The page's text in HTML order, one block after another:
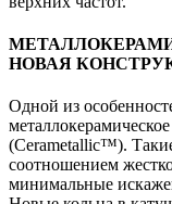
НОВАЯ
Одной из
(Cerametallic™).
соотношением
минимальные